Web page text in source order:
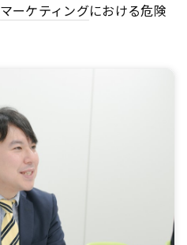
マーケティングにおける危険